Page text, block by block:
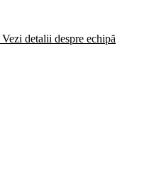
Vezi detalii despre echipă